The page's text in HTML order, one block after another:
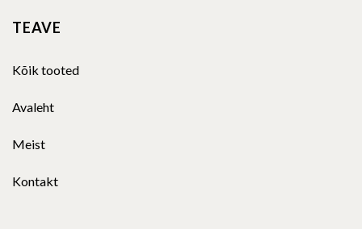
TEAVE
Kõik tooted
Avaleht
Meist
Kontakt